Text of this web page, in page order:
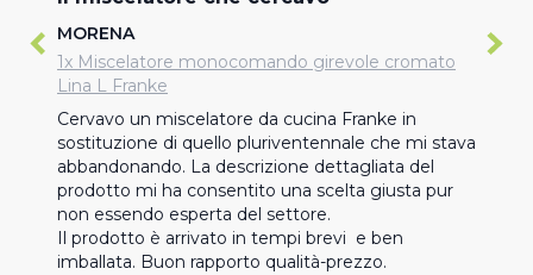
MORENA
1x Miscelatore monocomando girevole cromato
Lina L Franke
Cervavo un miscelatore da cucina Franke in
sostituzione di quello pluriventennale che mi stava
abbandonando. La descrizione dettagliata del
prodotto mi ha consentito una scelta giusta pur
non essendo esperta del settore.
Il prodotto è arrivato in tempi brevi  e ben
imballata. Buon rapporto qualità-prezzo.